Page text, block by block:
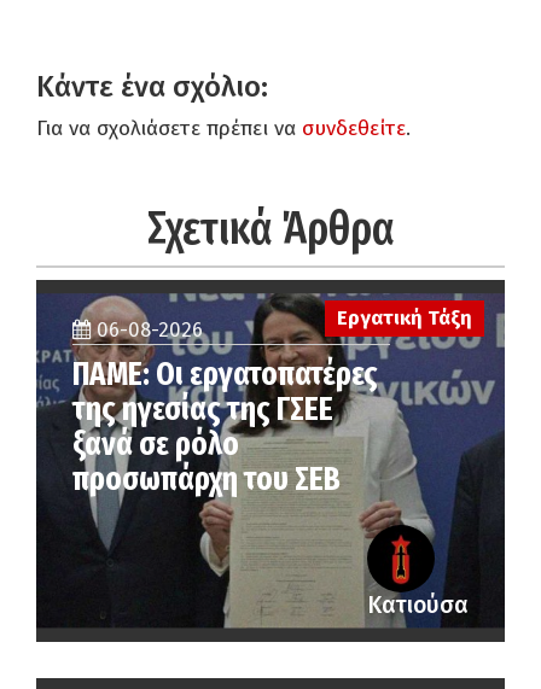
Κάντε ένα σχόλιο:
Για να σχολιάσετε πρέπει να συνδεθείτε.
Σχετικά Άρθρα
Εργατική Τάξη
06-08-2026
ΠΑΜΕ: Οι εργατοπατέρες
της ηγεσίας της ΓΣΕΕ
ξανά σε ρόλο
προσωπάρχη του ΣΕΒ
Κατιούσα